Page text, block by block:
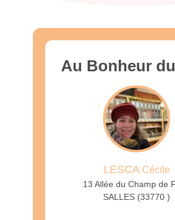
Au Bonheur
LESCACécile
13 Allée du Champ de
SALLES (33770 )